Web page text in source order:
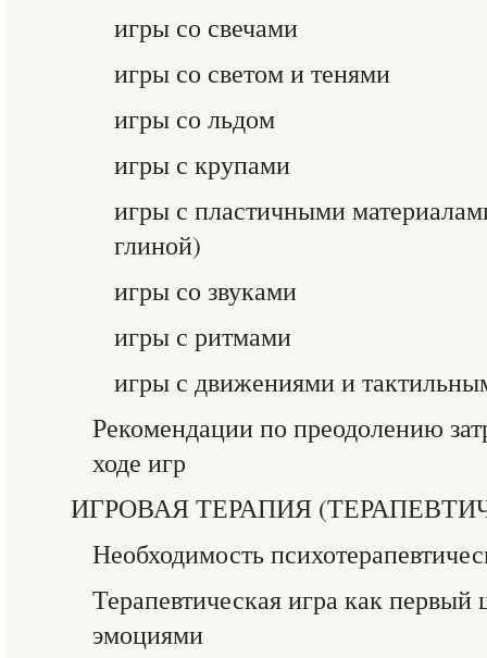
игры со свечами
игры со светом и тенями
игры со льдом
игры с крупами
игры с пластичными
глиной)
игры со звуками
игры с ритмами
игры с движениями и
Рекомендации по преодолению
ходе игр
ИГРОВАЯ ТЕРАПИЯ
Необходимость
Терапевтическая игра как
эмоциями